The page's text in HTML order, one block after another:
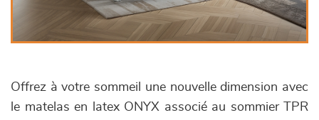
Offrez à votre sommeil une nouvelle dimension avec
le matelas en latex ONYX associé au sommier TPR